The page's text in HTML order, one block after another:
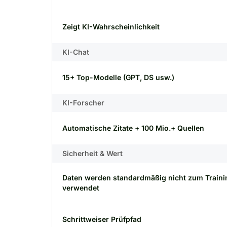
Zeigt KI-Wahrscheinlichkeit
KI-Chat
15+ Top-Modelle (GPT, DS usw.)
KI-Forscher
Automatische Zitate + 100 Mio.+ Quellen
Sicherheit & Wert
Daten werden standardmäßig nicht zum
verwendet
Schrittweiser Prüfpfad